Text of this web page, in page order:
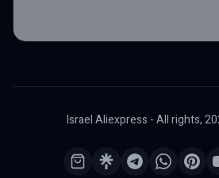
Israel Aliexpress - All rights,